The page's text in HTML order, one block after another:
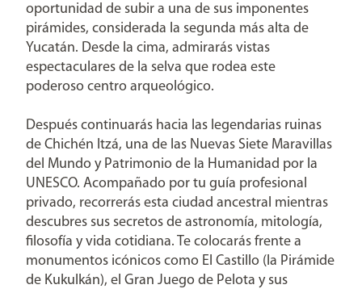
oportunidad de subir a una de sus imponentes
pirámides, considerada la segunda más alta de
Yucatán. Desde la cima, admirarás vistas
espectaculares de la selva que rodea este
poderoso centro arqueológico.
Después continuarás hacia las legendarias ruinas
de Chichén Itzá, una de las Nuevas Siete Maravillas
del Mundo y Patrimonio de la Humanidad por la
UNESCO. Acompañado por tu guía profesional
privado, recorrerás esta ciudad ancestral mientras
descubres sus secretos de astronomía, mitología,
filosofía y vida cotidiana. Te colocarás frente a
monumentos icónicos como El Castillo (la Pirámide
de Kukulkán), el Gran Juego de Pelota y sus